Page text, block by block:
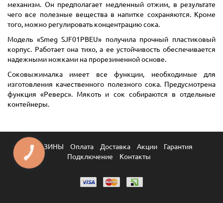
механизм. Он предполагает медленный отжим, в результате
чего все полезные вещества в напитке сохраняются. Кроме
того, можно регулировать концентрацию сока.
Модель «Smeg SJF01PBEU» получила прочный пластиковый
корпус. Работает она тихо, а ее устойчивость обеспечивается
надежными ножками на прорезиненной основе.
Соковыжималка имеет все функции, необходимые для
изготовления качественного полезного сока. Предусмотрена
функция «Реверс». Мякоть и сок собираются в отдельные
контейнеры.
МАГАЗИНЫ Оплата Доставка Акции
Гарантия
Подключение
Контакты
КНОПКА
ЗВ'ЯЗКУ